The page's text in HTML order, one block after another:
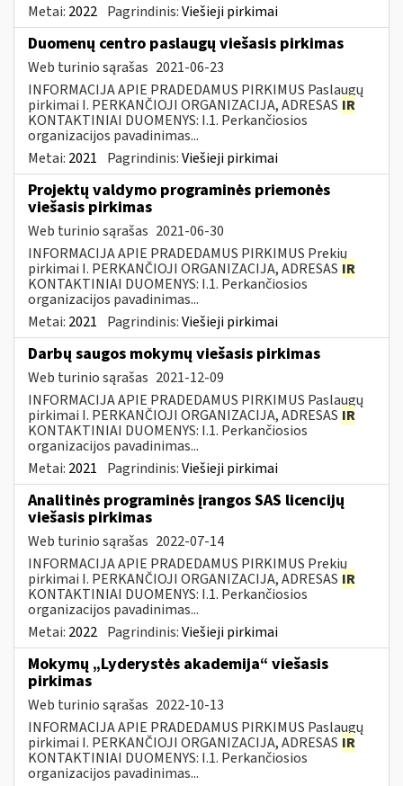
Metai: 2022 Pagrindinis:Viešieji pirkimai
Duomenų centro paslaugų viešasis pirkimas
Web turinio sąrašas 2021-06-23
INFORMACIJA APIE PRADEDAMUS PIRKIMUS Paslaugų
pirkimai I. PERKANČIOJI ORGANIZACIJA, ADRESAS IR
KONTAKTINIAI DUOMENYS: I.1. Perkančiosios
organizacijos pavadinimas...
Metai: 2021 Pagrindinis:Viešieji pirkimai
Projektų valdymo programinės priemonės
viešasis pirkimas
Web turinio sąrašas 2021-06-30
INFORMACIJA APIE PRADEDAMUS PIRKIMUS Prekių
pirkimai I. PERKANČIOJI ORGANIZACIJA, ADRESAS IR
KONTAKTINIAI DUOMENYS: I.1. Perkančiosios
organizacijos pavadinimas...
Metai: 2021 Pagrindinis:Viešieji pirkimai
Darbų saugos mokymų viešasis pirkimas
Web turinio sąrašas 2021-12-09
INFORMACIJA APIE PRADEDAMUS PIRKIMUS Paslaugų
pirkimai I. PERKANČIOJI ORGANIZACIJA, ADRESAS IR
KONTAKTINIAI DUOMENYS: I.1. Perkančiosios
organizacijos pavadinimas...
Metai: 2021 Pagrindinis:Viešieji pirkimai
Analitinės programinės įrangos SAS licencijų
viešasis pirkimas
Web turinio sąrašas 2022-07-14
INFORMACIJA APIE PRADEDAMUS PIRKIMUS Prekių
pirkimai I. PERKANČIOJI ORGANIZACIJA, ADRESAS IR
KONTAKTINIAI DUOMENYS: I.1. Perkančiosios
organizacijos pavadinimas...
Metai: 2022 Pagrindinis:Viešieji pirkimai
Mokymų „Lyderystės akademija“ viešasis
pirkimas
Web turinio sąrašas 2022-10-13
INFORMACIJA APIE PRADEDAMUS PIRKIMUS Paslaugų
pirkimai I. PERKANČIOJI ORGANIZACIJA, ADRESAS IR
KONTAKTINIAI DUOMENYS: I.1. Perkančiosios
organizacijos pavadinimas...